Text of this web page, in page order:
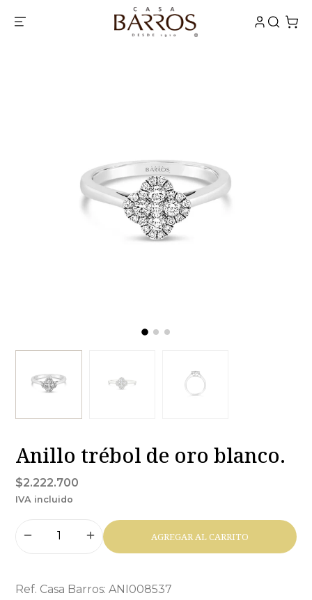
Anillo trébol de oro blanco.
$2.222.700
IVA incluido
AGREGAR AL CARRITO
Ref. Casa Barros: ANI008537